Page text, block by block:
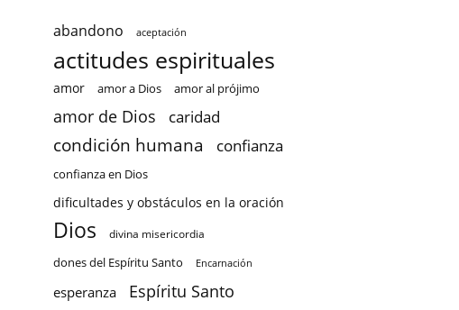
abandono aceptación
actitudes espirituales
amor amor a Dios amor al prójimo
amor de Dios caridad
condición humana confianza
confianza en Dios
dificultades y obstáculos en la oración
Dios divina misericordia
dones del Espíritu Santo Encarnación
esperanza Espíritu Santo